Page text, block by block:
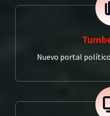
Nuevo portal